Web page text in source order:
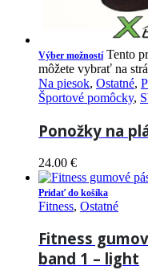
Výber možností Tento
môžete vybrať na
Na piesok, Ostatné,
Športové pomôcky,
Ponožky na
24.00 €
Pridať do košíka
Fitness, Ostatné
Fitness
band 1 – light